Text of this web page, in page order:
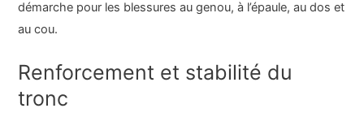
démarche pour les blessures au genou, à l’épaule, au dos et
au cou.
Renforcement et stabilité du
tronc